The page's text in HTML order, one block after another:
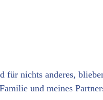
für nichts anderes,
und meines